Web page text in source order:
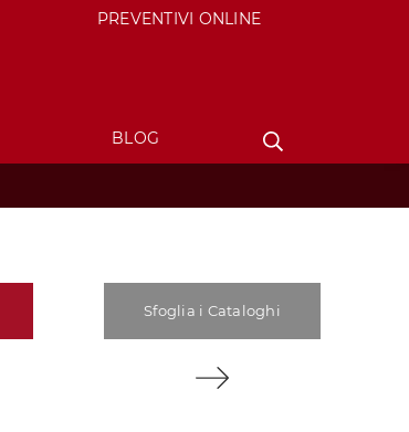
PREVENTIVI ONLINE
BLOG
Sfoglia i Cataloghi